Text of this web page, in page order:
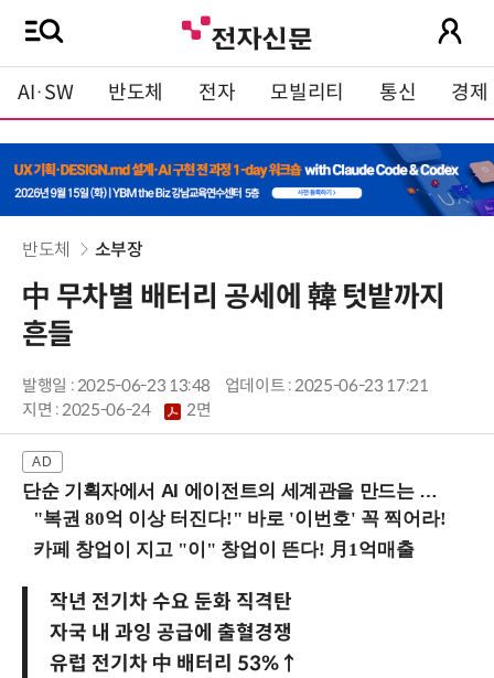
AI·SW 반도체 전자 모빌리티 통신 경제
반도체 소부장
中 무차별 배터리 공세에 韓 텃밭까지
흔들
발행일 : 2025-06-23 13:48
업데이트 : 2025-06-23 17:21
지면 :2025-06-24 2면
단순 기획자에서 AI 에이전트의 세계관을 만드는 지식 설계자로.. (8/20 강남역)
작년 전기차 수요 둔화 직격탄
자국 내 과잉 공급에 출혈경쟁
유럽 전기차 中 배터리 53%↑